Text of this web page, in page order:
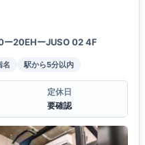
ー20EHーJUSO 02 4F
名 駅から5分以内
定休日
要確認